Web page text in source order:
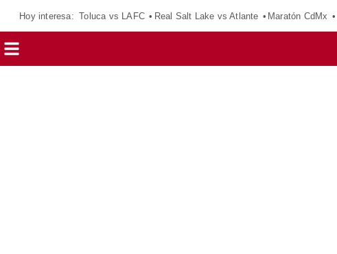
Hoy interesa: Toluca vs LAFC Real Salt Lake vs Atlante Maratón CdMx